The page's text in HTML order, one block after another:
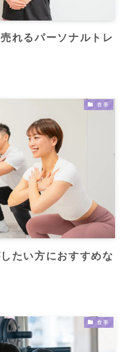
れるパーソナルトレ
食事
たい方におすすめな
食事